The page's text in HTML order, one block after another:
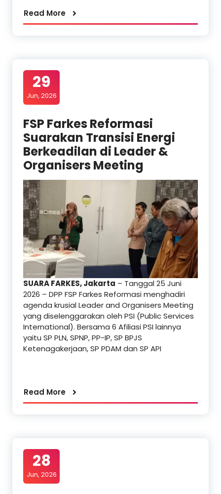
Read More
29
Jun, 2026
FSP Farkes Reformasi
Suarakan Transisi Energi
Berkeadilan di Leader &
Organisers Meeting
SUARA FARKES, Jakarta – Tanggal 25 Juni
2026 – DPP FSP Farkes Reformasi menghadiri
agenda krusial Leader and Organisers Meeting
yang diselenggarakan oleh PSI (Public Services
International). Bersama 6 Afiliasi PSI lainnya
yaitu SP PLN, SPNP, PP-IP, SP BPJS
Ketenagakerjaan, SP PDAM dan SP API
Read More
28
Jun, 2026